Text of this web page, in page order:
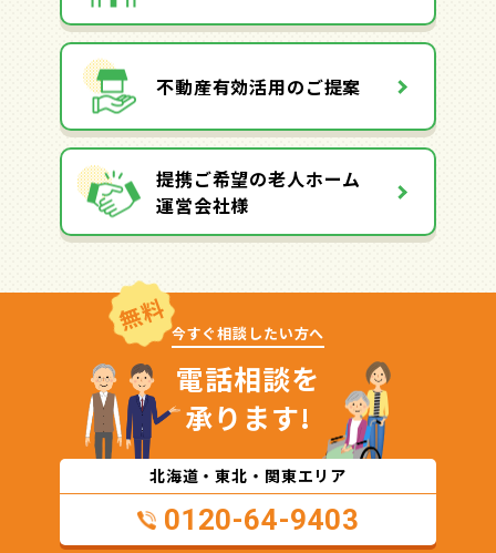
不動産有効活用のご提案
提携ご希望の老人ホーム
運営会社様
無料 今すぐ相談したい方へ
電話相談を
承ります!
北海道・東北・関東エリア
0120-64-9403